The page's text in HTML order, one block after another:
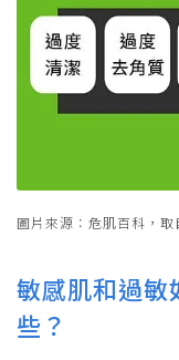
圖片來源：危肌百科，取
敏感肌和過敏
些？